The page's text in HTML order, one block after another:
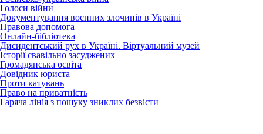
Голоси війни
Документування воєнних злочинів в Україні
Правова допомога
Онлайн-бібліотека
Дисидентський рух в Україні. Віртуальний музей
Історії свавільно засуджених
Громадянська освіта
Довідник юриста
Проти катувань
Право на приватність
Гаряча лінія з пошуку зниклих безвісти